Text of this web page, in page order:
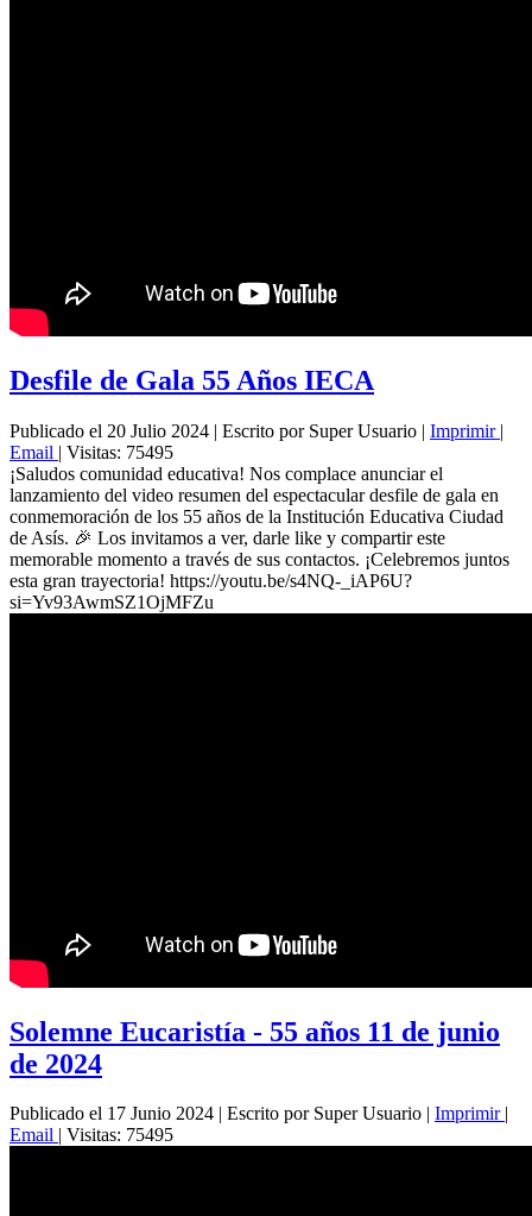
Desfile de Gala 55 Años IECA
Publicado el 20 Julio 2024 | Escrito por Super Usuario | Imprimir |
Email | Visitas: 75495
¡Saludos comunidad educativa! Nos complace anunciar el
lanzamiento del video resumen del espectacular desfile de gala en
conmemoración de los 55 años de la Institución Educativa Ciudad
de Asís. 🎉 Los invitamos a ver, darle like y compartir este
memorable momento a través de sus contactos. ¡Celebremos juntos
esta gran trayectoria! https://youtu.be/s4NQ-_iAP6U?
si=Yv93AwmSZ1OjMFZu
Solemne Eucaristía - 55 años 11 de junio
de 2024
Publicado el 17 Junio 2024 | Escrito por Super Usuario | Imprimir |
Email | Visitas: 75495